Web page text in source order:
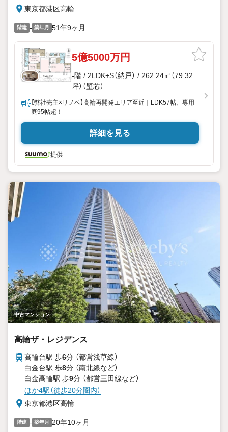
東京都港区高輪
階建 - 築年月 51年9ヶ月
5億5000万円
-階 / 2LDK+S（納戸） / 262.24㎡（79.32
坪）（壁芯）
【弊社売主×リノベ】高輪再開発エリア至近｜LDK57帖、専用
庭95帖超！
詳細を見る
提供
中古マンション
高輪ザ・レジデンス
高輪台駅 歩6分 （都営浅草線）
白金台駅 歩8分 （南北線など）
白金高輪駅 歩9分 （都営三田線など）
ほか4駅（徒歩20分圏内）
東京都港区高輪
階建 - 築年月 20年10ヶ月